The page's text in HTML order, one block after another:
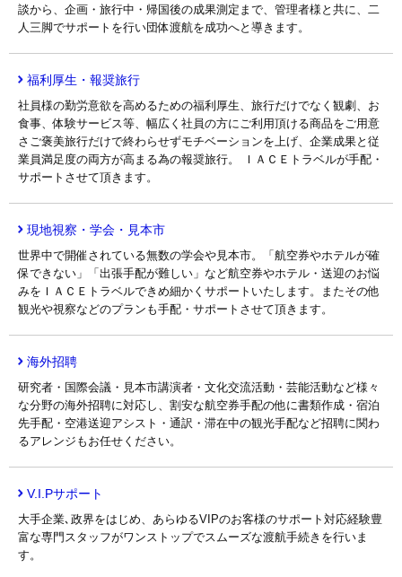
談から、企画・旅行中・帰国後の成果測定まで、管理者様と共に、二
人三脚でサポートを行い団体渡航を成功へと導きます。
福利厚生・報奨旅行
社員様の勤労意欲を高めるための福利厚生、旅行だけでなく観劇、お
食事、体験サービス等、幅広く社員の方にご利用頂ける商品をご用意
さご褒美旅行だけで終わらせずモチベーションを上げ、企業成果と従
業員満足度の両方が高まる為の報奨旅行。 ＩＡＣＥトラベルが手配・
サポートさせて頂きます。
現地視察・学会・見本市
世界中で開催されている無数の学会や見本市。「航空券やホテルが確
保できない」「出張手配が難しい」など航空券やホテル・送迎のお悩
みをＩＡＣＥトラベルできめ細かくサポートいたします。またその他
観光や視察などのプランも手配・サポートさせて頂きます。
海外招聘
研究者・国際会議・見本市講演者・文化交流活動・芸能活動など様々
な分野の海外招聘に対応し、割安な航空券手配の他に書類作成・宿泊
先手配・空港送迎アシスト・通訳・滞在中の観光手配など招聘に関わ
るアレンジもお任せください。
V.I.Pサポート
大手企業､政界をはじめ、あらゆるVIPのお客様のサポート対応経験豊
富な専門スタッフがワンストップでスムーズな渡航手続きを行いま
す。